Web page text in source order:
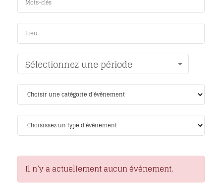
Sélectionnez une période
Il n’y a actuellement aucun évènement.